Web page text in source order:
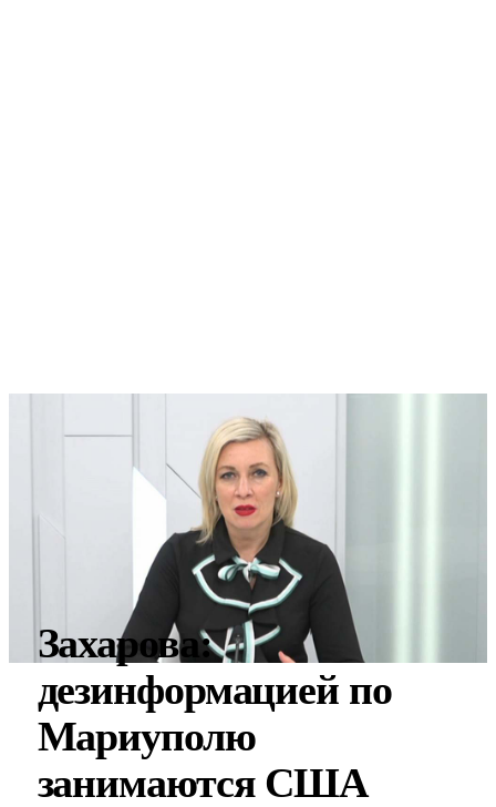
Захарова:
дезинформацией по
Мариуполю
занимаются США